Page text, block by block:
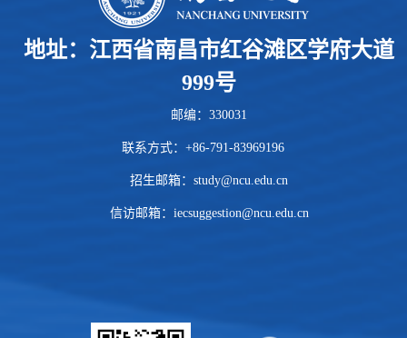
地址：江西省南昌市红谷滩区学府大道
999号
邮编：330031
联系方式：+86-791-83969196
招生邮箱：study@ncu.edu.cn
信访邮箱：iecsuggestion@ncu.edu.cn